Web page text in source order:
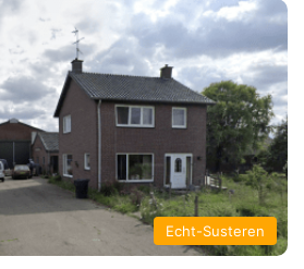
Echt-Susteren